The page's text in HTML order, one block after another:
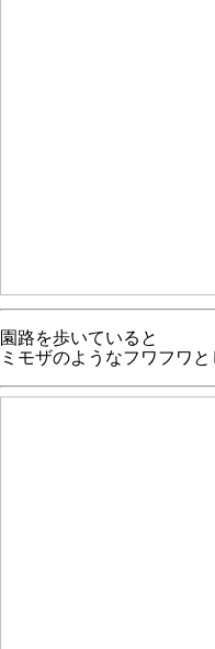
園路を歩いていると
ミモザのようなフワフワ